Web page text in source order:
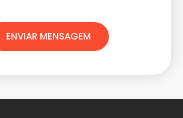
ENVIAR MENSAGEM